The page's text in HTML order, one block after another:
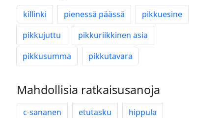
killinki pienessä päässä
pikkuesine
pikkujuttu
pikkuriikkinen asia
pikkusumma
pikkutavara
Mahdollisia ratkaisusanoja
c-sananen etutasku
hippula